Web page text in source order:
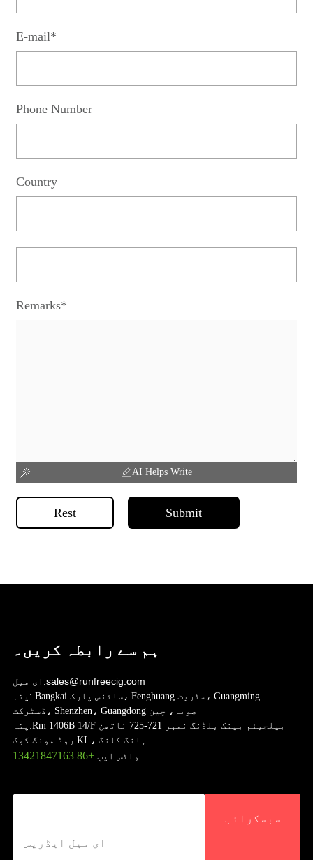
E-mail*
Phone Number
Country
Remarks*
AI Helps Write
Rest Submit
ہم سے رابطہ کریں۔
ای میل:sales@runfreecig.com
پتہ: Bangkai سائنس پارک، Fenghuang سٹریٹ، Guangming
ڈسٹرکٹ، Shenzhen، Guangdong صوبہ، چین
پتہ:Rm 1406B 14/F بیلجیئم بینک بلڈنگ نمبر 721-725 ناتھن
روڈ مونگ کوک KL، ہانگ کانگ
واٹس ایپ:+86 13421847163
سبسکرائب